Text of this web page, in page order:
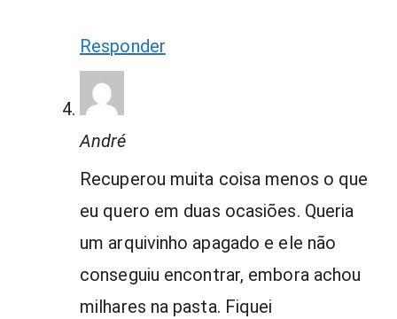
Responder
André
Recuperou muita coisa menos o que
eu quero em duas ocasiões. Queria
um arquivinho apagado e ele não
conseguiu encontrar, embora achou
milhares na pasta. Fiquei